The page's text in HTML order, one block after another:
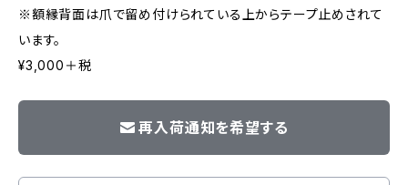
※額縁背面は爪で留め付けられている上からテープ止めされて
います。
¥3,000＋税
再入荷通知を希望する